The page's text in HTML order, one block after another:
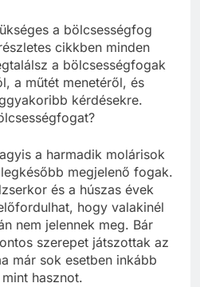
a bölcsességfog
cikkben minden
a bölcsességfogak
a műtét menetéről, és
kérdésekre.
a harmadik molárisok
megjelenő fogak.
és a húszas évek
hogy valakinél
nem jelennek meg. Bár
szerepet játszottak az
már sok esetben inkább
hasznot.